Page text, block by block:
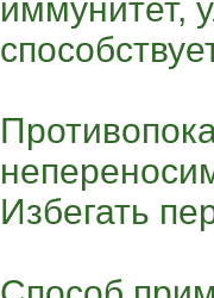
иммунитет,
Избегать